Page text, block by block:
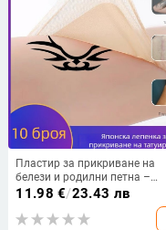
Пластир за прикриване на
белези и родилни петна –
невидимо покритие за
татуировки, цвят на кожата,
полуперманентен камуфлаж
11.98 €/23.43 лв